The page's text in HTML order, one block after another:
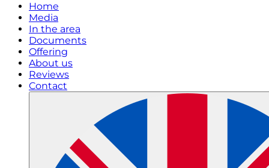
Home
Media
In the area
Documents
Offering
About us
Reviews
Contact